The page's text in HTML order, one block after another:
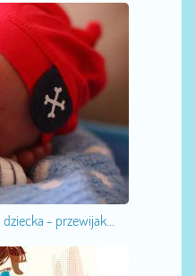
- przewijak...